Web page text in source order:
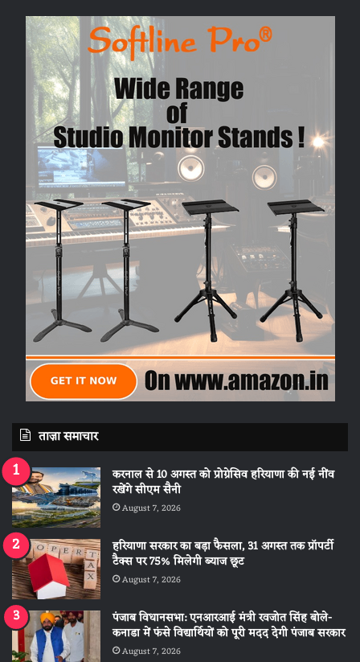
ताज़ा समाचार
करनाल से 10 अगस्त को प्रोग्रेसिव हरियाणा की नई नींव
रखेंगे सीएम सैनी
August 7, 2026
हरियाणा सरकार का बड़ा फैसला, 31 अगस्त तक प्रॉपर्टी
टैक्स पर 75% मिलेगी ब्याज छूट
August 7, 2026
पंजाब विधानसभा: एनआरआई मंत्री रवजोत सिंह बोले-
कनाडा में फंसे विद्यार्थियों को पूरी मदद देगी पंजाब सरकार
August 7, 2026